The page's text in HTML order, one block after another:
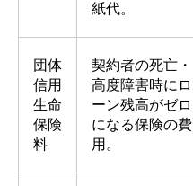
紙代。
団体
信用
生命
保険
料
契約者の死亡・
高度障害時にロ
ーン残高がゼロ
になる保険の費
用。